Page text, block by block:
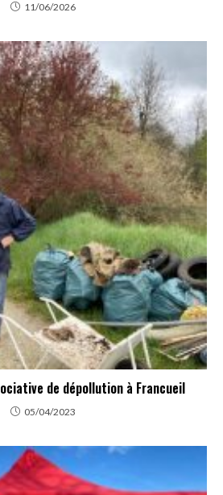
11/06/2026
de dépollution à Francueil
05/04/2023